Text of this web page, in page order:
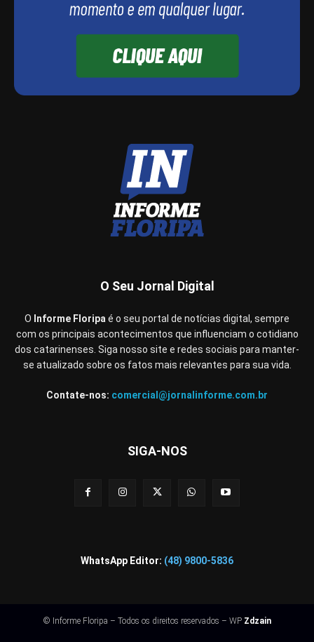
O Seu Jornal Digital
O Informe Floripaé o seu portal de notícias digital, sempre
com os principais acontecimentos que influenciam o cotidiano
dos catarinenses. Siga nosso site e redes sociais para manter-
se atualizado sobre os fatos mais relevantes para sua vida.
Contate-nos: comercial@jornalinforme.com.br
SIGA-NOS
WhatsApp Editor: (48) 9800-5836
© Informe Floripa – Todos os direitos reservados – WP Zdzain